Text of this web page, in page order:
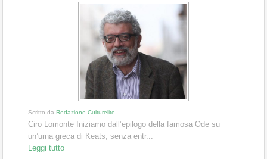
Scritto da Redazione Culturelite
Ciro Lomonte Iniziamo dall’epilogo della famosa Ode su
un’urna greca di Keats, senza entr...
Leggi tutto